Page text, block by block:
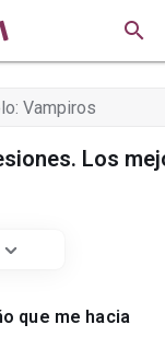

Los
que me hacia